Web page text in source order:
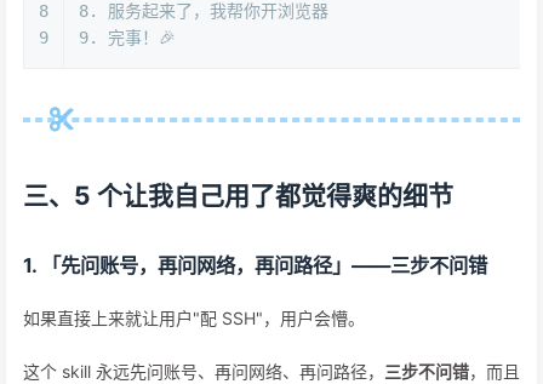
8
9
8. 服务起来了，我帮你开浏览器
9. 完事！🎉
三、5 个让我自己用了都觉得爽的细节
1. 「先问账号，再问网络，再问路径」——三步不问错
如果直接上来就让用户"配 SSH"，用户会懵。
这个 skill 永远先问账号、再问网络、再问路径， 三步不问错，而且